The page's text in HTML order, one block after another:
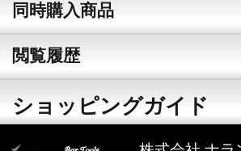
同時購入商品
閲覧履歴
ショッピングガイド